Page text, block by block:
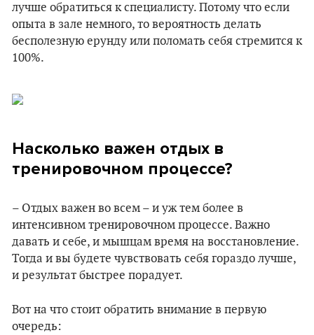
лучше обратиться к специалисту. Потому что если
опыта в зале немного, то вероятность делать
бесполезную ерунду или поломать себя стремится к
100%.
Насколько важен отдых в
тренировочном процессе?
– Отдых важен во всем – и уж тем более в
интенсивном тренировочном процессе. Важно
давать и себе, и мышцам время на восстановление.
Тогда и вы будете чувствовать себя гораздо лучше,
и результат быстрее порадует.
Вот на что стоит обратить внимание в первую
очередь: